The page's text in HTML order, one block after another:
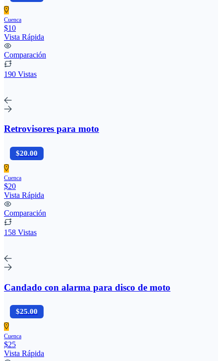
Cuenca
$10
Vista Rápida
Comparación
190 Vistas
Retrovisores para moto
$20.00
Cuenca
$20
Vista Rápida
Comparación
158 Vistas
Candado con alarma para disco de moto
$25.00
Cuenca
$25
Vista Rápida